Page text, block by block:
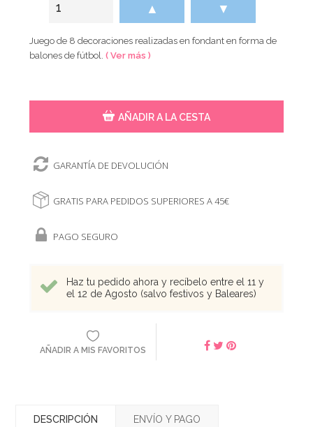
▲ ▼
Juego de 8 decoraciones realizadas en fondant en forma de
balones de fútbol.( Ver más )
AÑADIR A LA CESTA
GARANTÍA DE DEVOLUCIÓN
GRATIS PARA PEDIDOS SUPERIORES A 45€
PAGO SEGURO
Haz tu pedido ahora y recíbelo entre el 11 y
el 12 de Agosto (salvo festivos y Baleares)
AÑADIR A MIS FAVORITOS
DESCRIPCIÓN ENVÍO Y PAGO